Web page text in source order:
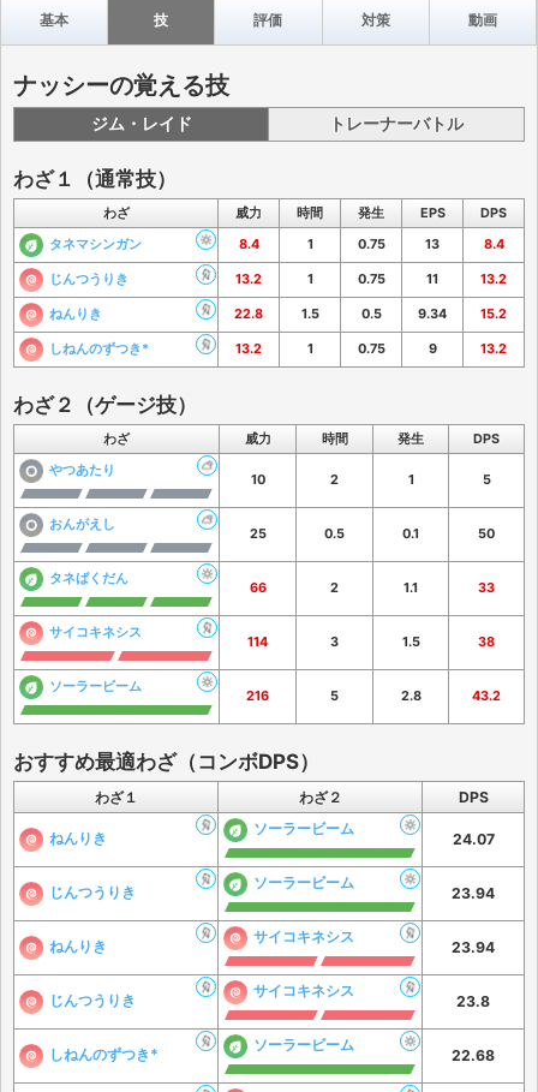
基本 技 評価 対策 動画
ナッシーの覚える技
ジム・レイド トレーナーバトル
わざ１（通常技）
わざ 威力 時間 発生 EPS
DPS
タネマシンガン
8.4 1 0.75 13 8.4
じんつうりき 13.2 1 0.75 11 13.2
ねんりき 22.8 1.5 0.5 9.34 15.2
しねんのずつき* 13.2 1 0.75 9 13.2
わざ２（ゲージ技）
わざ 威力 時間 発生
DPS
やつあたり
10 2 1 5
おんがえし
25 0.5 0.1 50
タネばくだん
66 2 1.1 33
サイコキネシス
114 3 1.5 38
ソーラービーム
216 5 2.8 43.2
おすすめ最適わざ（コンボDPS）
わざ１ わざ２ DPS
ねんりき
ソーラービーム
24.07
じんつうりき
ソーラービーム
23.94
ねんりき
サイコキネシス
23.94
じんつうりき
サイコキネシス
23.8
しねんのずつき*
ソーラービーム
22.68